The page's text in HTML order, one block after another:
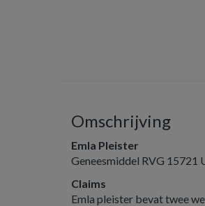
Omschrijving
Emla Pleister
Geneesmiddel RVG 15721
Claims
Emla pleister bevat twee